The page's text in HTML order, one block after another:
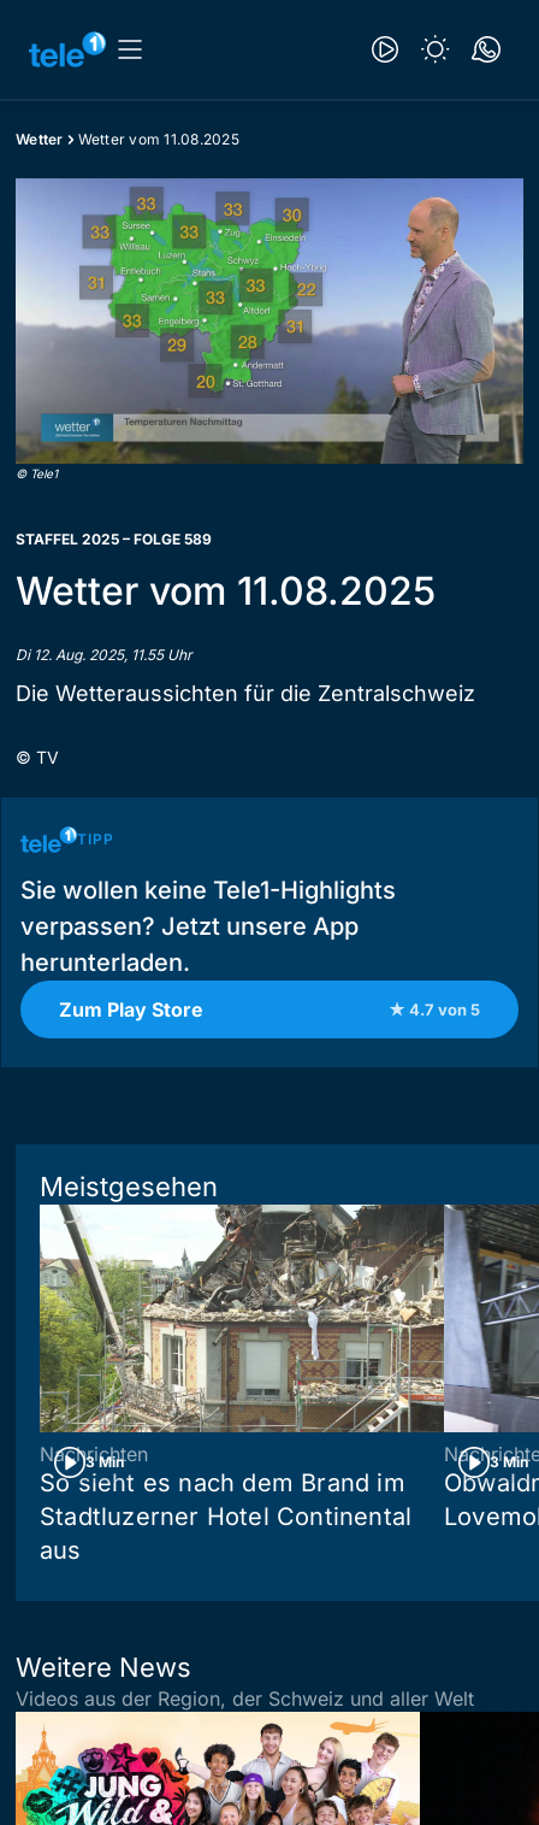
Wetter Wetter vom 11.08.2025
© Tele1
STAFFEL 2025 – FOLGE 589
Wetter vom 11.08.2025
Di 12. Aug. 2025, 11.55 Uhr
Die Wetteraussichten für die Zentralschweiz
© TV
TIPP
Sie wollen keine Tele1-Highlights
verpassen? Jetzt unsere App
herunterladen.
Zum Play Store ★ 4.7 von 5
Meistgesehen
3 Min
Nachrichten
So sieht es nach dem Brand im
Stadtluzerner Hotel Continental
aus
3 Min
Weitere News
Videos aus der Region, der Schweiz und aller Welt